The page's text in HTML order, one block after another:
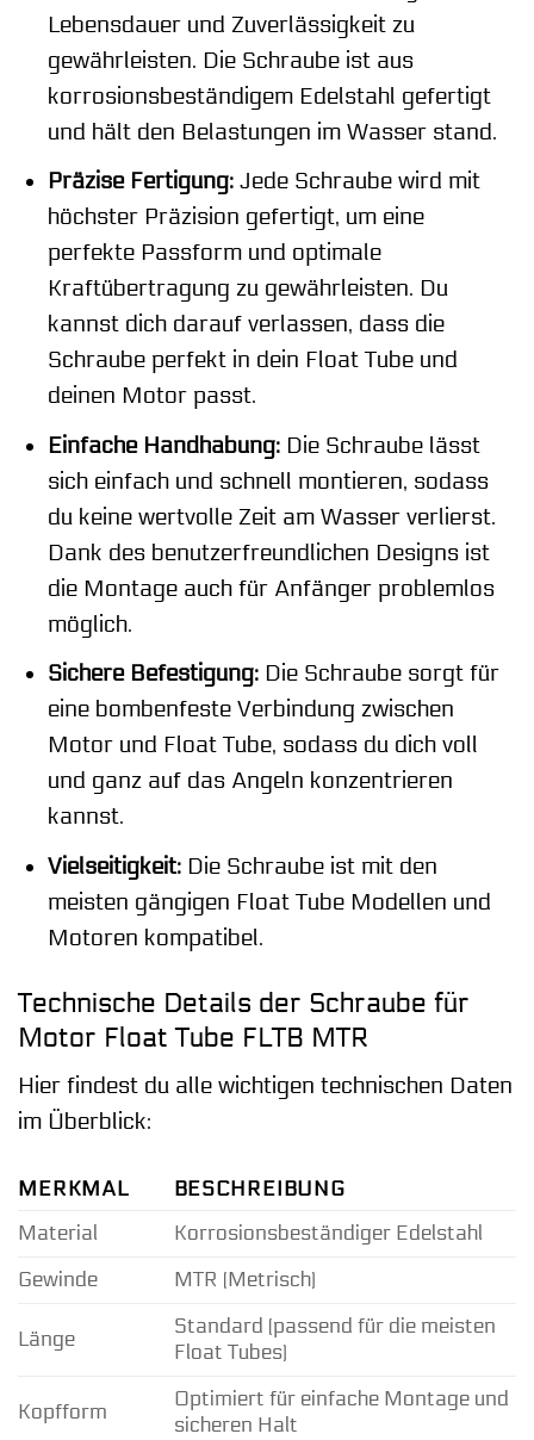
Lebensdauer und Zuverlässigkeit zu
gewährleisten. Die Schraube ist aus
korrosionsbeständigem Edelstahl gefertigt
und hält den Belastungen im Wasser stand.
Präzise Fertigung:Jede Schraube wird mit
höchster Präzision gefertigt, um eine
perfekte Passform und optimale
Kraftübertragung zu gewährleisten. Du
kannst dich darauf verlassen, dass die
Schraube perfekt in dein Float Tube und
deinen Motor passt.
Einfache Handhabung:Die Schraube lässt
sich einfach und schnell montieren, sodass
du keine wertvolle Zeit am Wasser verlierst.
Dank des benutzerfreundlichen Designs ist
die Montage auch für Anfänger problemlos
möglich.
Sichere Befestigung:Die Schraube sorgt für
eine bombenfeste Verbindung zwischen
Motor und Float Tube, sodass du dich voll
und ganz auf das Angeln konzentrieren
kannst.
Vielseitigkeit:Die Schraube ist mit den
meisten gängigen Float Tube Modellen und
Motoren kompatibel.
Technische Details der Schraube für
Motor Float Tube FLTB MTR
Hier findest du alle wichtigen technischen Daten
im Überblick:
MERKMAL
BESCHREIBUNG
Material
Korrosionsbeständiger Edelstahl
Gewinde
MTR (Metrisch)
Länge
Standard (passend für die meisten
Float Tubes)
Kopfform
Optimiert für einfache Montage und
sicheren Halt